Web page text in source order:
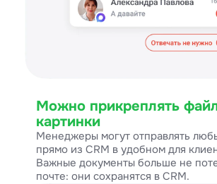
Можно прикреплять
картинки
Менеджеры могут отправлять
прямо из CRM в удобном для
Важные документы больше не
почте: они сохранятся в CRM.